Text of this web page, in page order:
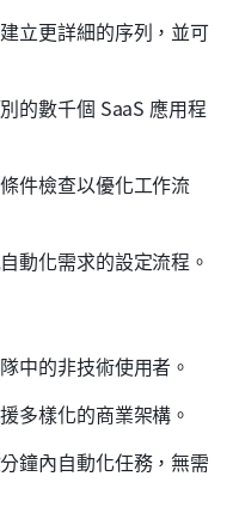
立更詳細的序列，並可
的數千個 SaaS 應用程
件檢查以優化工作流
動化需求的設定流程。
中的非技術使用者。
多樣化的商業架構。
鐘內自動化任務，無需